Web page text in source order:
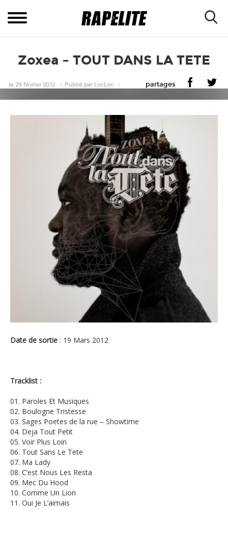
Zoxea – TOUT DANS LA TETE
le 29 février 2012 Publié par LocLoc partages
Date de sortie : 19 Mars 2012
Tracklist :
01. Paroles Et Musiques
02. Boulogne Tristesse
03. Sages Poetes de la rue – Showtime
04. Deja Tout Petit
05. Voir Plus Loin
06. Tout Sans Le Tete
07. Ma Lady
08. C’est Nous Les Resta
09. Mec Du Hood
10. Comme Un Lion
11. Oui Je L’aimais